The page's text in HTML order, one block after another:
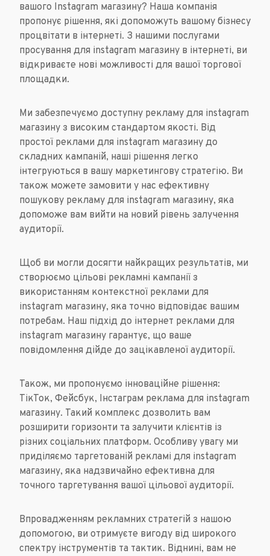
вашого Instagram магазину? Наша компанія
пропонує рішення, які допоможуть вашому бізнесу
процвітати в інтернеті. З нашими послугами
просування для instagram магазину в інтернеті, ви
відкриваєте нові можливості для вашої торгової
площадки.
Ми забезпечуємо доступну рекламу для instagram
магазину з високим стандартом якості. Від
простої реклами для instagram магазину до
складних кампаній, наші рішення легко
інтегруються в вашу маркетингову стратегію. Ви
також можете замовити у нас ефективну
пошукову рекламу для instagram магазину, яка
допоможе вам вийти на новий рівень залучення
аудиторії.
Щоб ви могли досягти найкращих результатів, ми
створюємо цільові рекламні кампанії з
використанням контекстної реклами для
instagram магазину, яка точно відповідає вашим
потребам. Наш підхід до інтернет реклами для
instagram магазину гарантує, що ваше
повідомлення дійде до зацікавленої аудиторії.
Також, ми пропонуємо інноваційне рішення:
ТікТок, Фейсбук, Інстаграм реклама для instagram
магазину. Такий комплекс дозволить вам
розширити горизонти та залучити клієнтів із
різних соціальних платформ. Особливу увагу ми
приділяємо таргетованій рекламі для instagram
магазину, яка надзвичайно ефективна для
точного таргетування вашої цільової аудиторії.
Впровадженням рекламних стратегій з нашою
допомогою, ви отримуєте вигоду від широкого
спектру інструментів та тактик. Віднині, вам не